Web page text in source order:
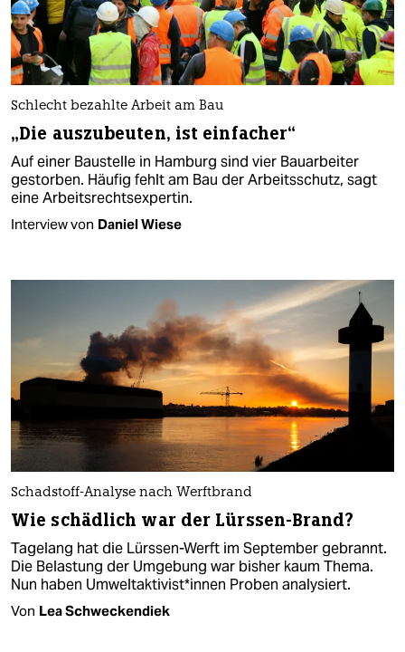
Schlecht bezahlte Arbeit am Bau
„Die auszubeuten, ist einfacher“
Auf einer Baustelle in Hamburg sind vier Bauarbeiter
gestorben. Häufig fehlt am Bau der Arbeitsschutz, sagt
eine Arbeitsrechtsexpertin.
Interview von Daniel Wiese
Schadstoff-Analyse nach Werftbrand
Wie schädlich war der Lürssen-Brand?
Tagelang hat die Lürssen-Werft im September gebrannt.
Die Belastung der Umgebung war bisher kaum Thema.
Nun haben Umweltaktivist*innen Proben analysiert.
Von Lea Schweckendiek